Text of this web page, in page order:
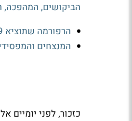
הביקושים, המהפכה,
הרפורמה שתוציא 59 סדרות אג"ח מהמדדים: מי נמצאת בסכנה?
המנצחים
כזכור, לפני יומיים